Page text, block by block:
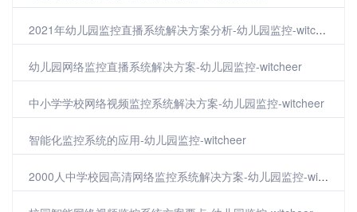
2021年幼儿园监控直播系统解决方案分析-幼儿园监控-witcheer
幼儿园网络监控直播系统解决方案-幼儿园监控-witcheer
中小学学校网络视频监控系统解决方案-幼儿园监控-witcheer
智能化监控系统的应用-幼儿园监控-witcheer
2000人中学校园高清网络监控系统解决方案-幼儿园监控-witcheer